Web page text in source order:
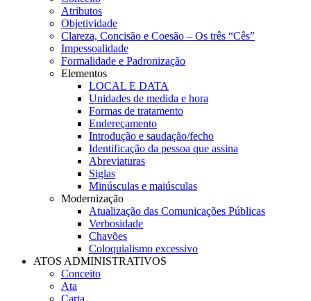
Atributos
Objetividade
Clareza, Concisão e Coesão – Os três “Cês”
Impessoalidade
Formalidade e Padronização
Elementos
LOCAL E DATA
Unidades de medida e hora
Formas de tratamento
Endereçamento
Introdução e saudação/fecho
Identificação da pessoa que assina
Abreviaturas
Siglas
Minúsculas e maiúsculas
Modernização
Atualização das Comunicações Públicas
Verbosidade
Chavões
Coloquialismo excessivo
ATOS ADMINISTRATIVOS
Conceito
Ata